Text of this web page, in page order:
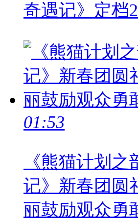
奇遇记》定档
01:53
《熊猫计划之
记》新春团圆
丽鼓励观众勇